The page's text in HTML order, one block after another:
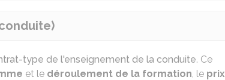
type de l'enseignement de la conduite. Ce
et le déroulement de la formation, le prix